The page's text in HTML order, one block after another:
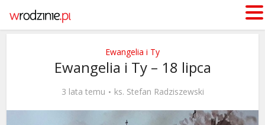
Ewangelia i Ty
Ewangelia i Ty – 18 lipca
3 lata temu ks. Stefan Radziszewski